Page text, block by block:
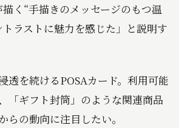
く“手描きのメッセージのもつ温
ラストに魅力を感じた」と説明す
透を続けるPOSAカード。利用可能
「ギフト封筒」のような関連商品
らの動向に注目したい。